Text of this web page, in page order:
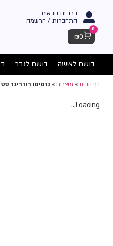
ברוכים הבאים
התחברות / הרשמה
Cart
0
₪0
בושם לאישה בושם לגבר
דף הבית» מוצרים» נרסיסו רודריגז סט
Loading...